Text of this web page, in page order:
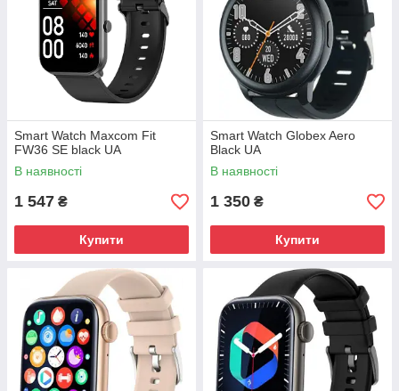
Smart Watch Maxcom Fit
FW36 SE black UA
В наявності
1 547 ₴
Купити
Smart Watch Globex Aero
Black UA
В наявності
1 350 ₴
Купити